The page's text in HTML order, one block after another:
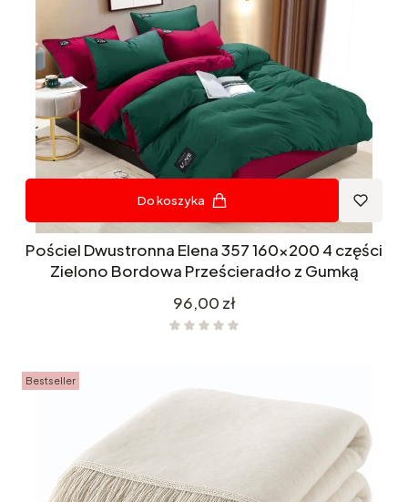
Do koszyka
Pościel Dwustronna Elena 357 160x200 4 części
Zielono Bordowa Prześcieradło z Gumką
Cena
96,00 zł
Bestseller